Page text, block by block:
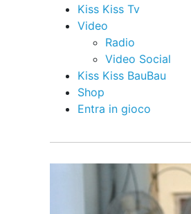
Kiss Kiss Tv
Video
Radio
Video Social
Kiss Kiss BauBau
Shop
Entra in gioco